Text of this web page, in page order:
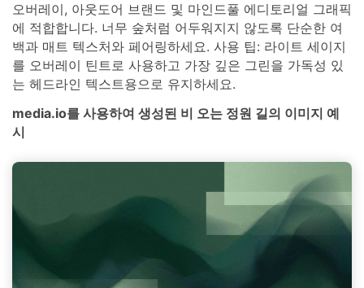
오버레이, 아웃도어 브랜드 및 마인드풀 에디토리얼 그래픽
에 적합합니다. 너무 숲처럼 어두워지지 않도록 단순한 여
백과 매트 텍스처와 페어링하세요. 사용 팁: 라이트 세이지
를 오버레이 틴트로 사용하고 가장 깊은 그린을 가독성 있
는 헤드라인 텍스트용으로 유지하세요.
media.io를 사용하여 생성된 비 오는 정원 길의 이미지 예
시